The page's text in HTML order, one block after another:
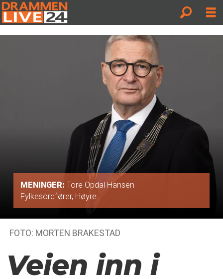
MENINGER: Tore Opdal Hansen
Fylkesordfører, Høyre
FOTO: MORTEN BRAKESTAD
Veien inn i